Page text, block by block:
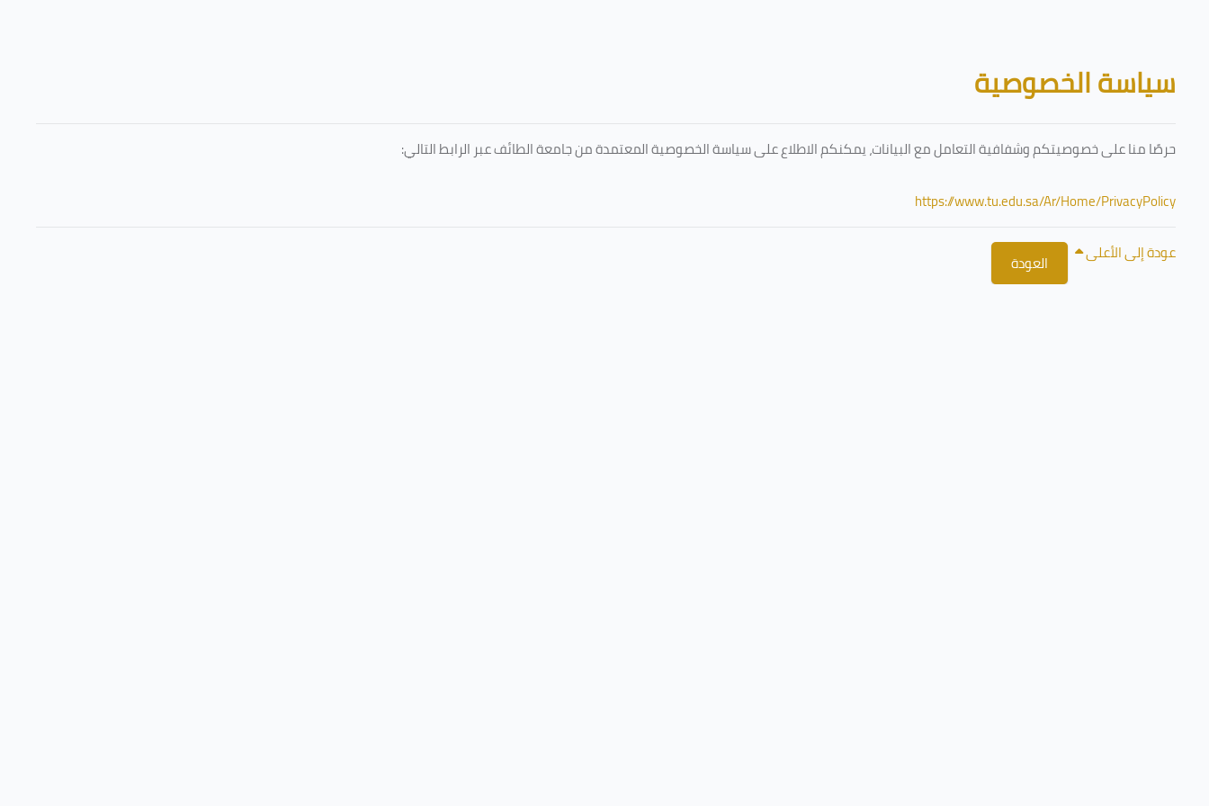
الكتل
سياسة الخصوصية
حرصًا منا على خصوصيتكم وشفافية التعامل مع البيانات، يمكنكم الاطلاع على سياسة الخصوصية المعتمدة من جامعة الطائف عبر الرابط التالي:
https://www.tu.edu.sa/Ar/Home/PrivacyPolicy
العودة عودة إلى الأعلى